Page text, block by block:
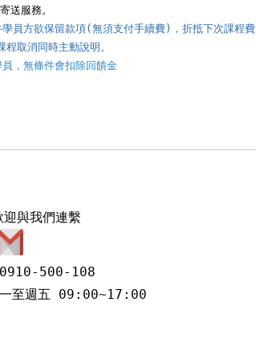
員方欲保留款項(無須支付手續費)，折抵下次課程
取消同時主動說明。
，無條件會扣除回饋金
與我們連繫
500-108
至週五 09:00~17:00